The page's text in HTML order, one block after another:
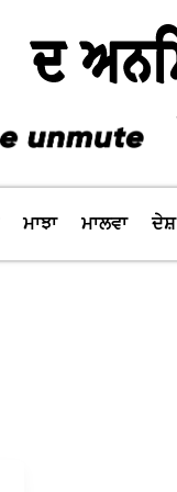
ਮਾਝਾ ਮਾਲਵਾ ਦੇਸ਼